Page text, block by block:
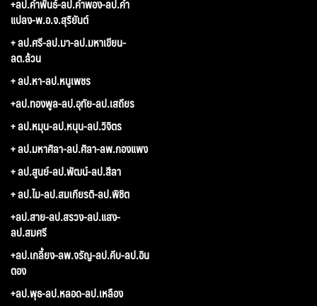
+ลป.คำพันธ์-ลป.คำพอง-ลป.คำ
แปลง-พ.อ.จ.สุริยันต์
+ ลป.ศรี-ลป.มา-ลป.มหาเขียน-
ลต.ล้วน
+ ลป.หา-ลป.หนูเพชร
+ลป.ทองพูล-ลป.อุทัย-ลป.เสถียร
+ ลป.หมุน-ลป.หนุน-ลป.วิจิตร
+ ลป.มหาศิลา-ลป.ศิลา-ลพ.กองแพง
+ ลป.สูนย์-ลป.พัฒน์-ลป.สีลา
+ ลป.ไม-ลป.สมเกียรติ-ลป.พิชิต
+ลป.สาย-ลป.สรวง-ลป.แสง-
ลป.สมศรี
+ลป.เกลี้ยง-ลพ.จรัญ-ลป.คีบ-ลป.อิน
ตอง
+ลป.พุธ-ลป.หลอด-ลป.เหลือง